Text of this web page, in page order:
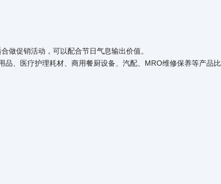
做促销活动，可以配合节日气息输出价值。
品、医疗护理耗材、商用餐厨设备、汽配、MRO维修保养等产品比